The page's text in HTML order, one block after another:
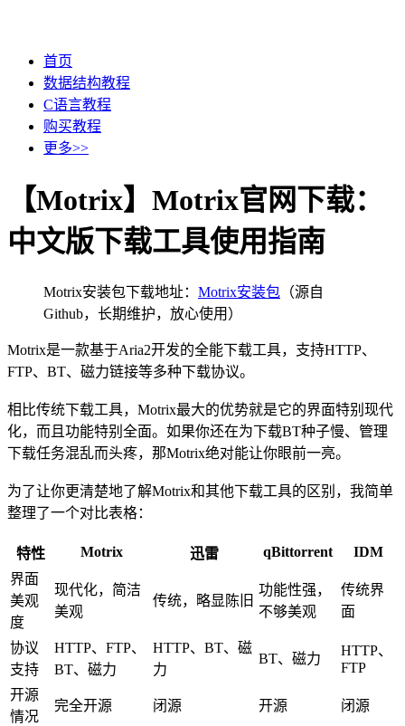
首页
数据结构教程
C语言教程
购买教程
更多>>
【Motrix】Motrix官网下载：
中文版下载工具使用指南
Motrix安装包下载地址： Motrix安装包 （源自
Github，长期维护，放心使用）
Motrix是一款基于Aria2开发的全能下载工具，支持HTTP、
FTP、BT、磁力链接等多种下载协议。
相比传统下载工具，Motrix最大的优势就是它的界面特别现代
化，而且功能特别全面。如果你还在为下载BT种子慢、管理
下载任务混乱而头疼，那Motrix绝对能让你眼前一亮。
为了让你更清楚地了解Motrix和其他下载工具的区别，我简单
整理了一个对比表格：
特性 Motrix 迅雷 qBittorrent
IDM
界面
美观
度
现代化，简洁
美观
传统，略显陈旧
功能性强，
不够美观
传统界
面
协议
支持
HTTP、FTP、
BT、磁力
HTTP、BT、磁
力
BT、磁力
HTTP、
FTP
开源
情况
完全开源 闭源 开源 闭源